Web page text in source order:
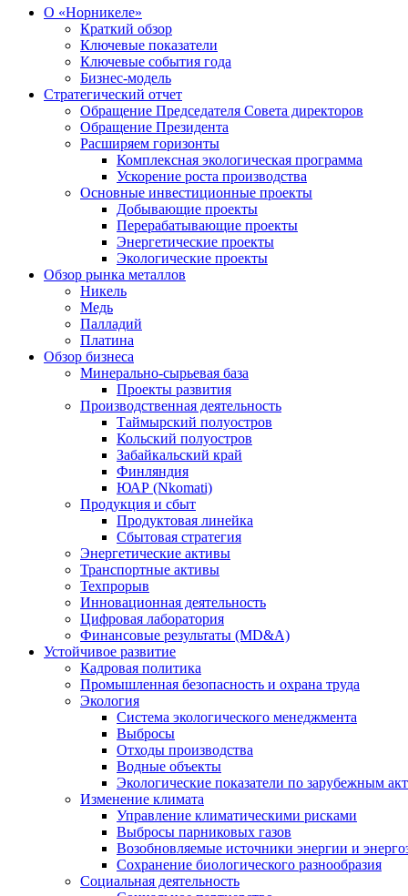
О «Норникеле»
Краткий обзор
Ключевые показатели
Ключевые события года
Бизнес-модель
Стратегический отчет
Обращение Председателя Совета директоров
Обращение Президента
Расширяем горизонты
Комплексная экологическая программа
Ускорение роста производства
Основные инвестиционные проекты
Добывающие проекты
Перерабатывающие проекты
Энергетические проекты
Экологические проекты
Обзор рынка металлов
Никель
Медь
Палладий
Платина
Обзор бизнеса
Минерально-сырьевая база
Проекты развития
Производственная деятельность
Таймырский полуостров
Кольский полуостров
Забайкальский край
Финляндия
ЮАР (Nkomati)
Продукция и сбыт
Продуктовая линейка
Сбытовая стратегия
Энергетические активы
Транспортные активы
Техпрорыв
Инновационная деятельность
Цифровая лаборатория
Финансовые результаты (MD&A)
Устойчивое развитие
Кадровая политика
Промышленная безопасность и охрана труда
Экология
Система экологического менеджмента
Выбросы
Отходы производства
Водные объекты
Экологические показатели по зарубежным
Изменение климата
Управление климатическими рисками
Выбросы парниковых газов
Возобновляемые источники энергии и
Сохранение биологического разнообразия
Социальная деятельность